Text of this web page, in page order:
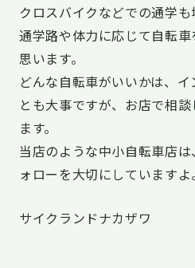
クロスバイクなどでの通学も
通学路や体力に応じて自転
思います。
どんな自転車がいいかは、
とも大事ですが、お店で相
ます。
当店のような中小自転車店
ォローを大切にしていますよ。
サイクランドナカザワ